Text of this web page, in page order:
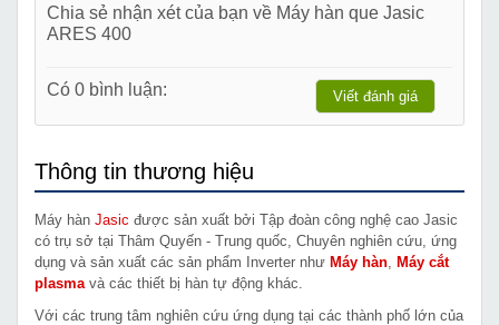
Chia sẻ nhận xét của bạn về Máy hàn que Jasic
ARES 400
Có 0 bình luận: Viết đánh giá
Thông tin thương hiệu
Máy hàn Jasic được sản xuất bởi Tập đoàn công nghệ cao Jasic
có trụ sở tại Thâm Quyến - Trung quốc, Chuyên nghiên cứu, ứng
dụng và sản xuất các sản phẩm Inverter như Máy hàn
Máy cắt
plasma và các thiết bị hàn tự động khác.
Với các trung tâm nghiên cứu ứng dụng tại các thành phố lớn của